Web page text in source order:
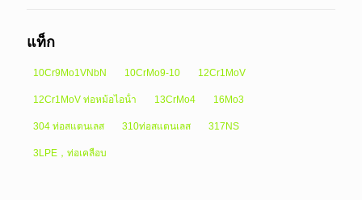
แท็ก
10Cr9Mo1VNbN 10CrMo9-10 12Cr1MoV
12Cr1MoV ท่อหม้อไอน้ํา 13CrMo4 16Mo3
304 ท่อสแตนเลส 310ท่อสแตนเลส 317NS
3LPE，ท่อเคลือบ